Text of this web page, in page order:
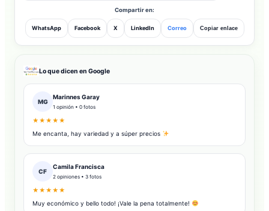
Compartir en:
WhatsApp Facebook X LinkedIn Correo Copiar enlace
Lo que dicen en Google
MG
Marinnes Garay
1 opinión • 0 fotos
★★★★★
Me encanta, hay variedad y a súper precios
CF
Camila Francisca
2 opiniones • 3 fotos
★★★★★
Muy económico y bello todo! ¡Vale la pena totalmente!